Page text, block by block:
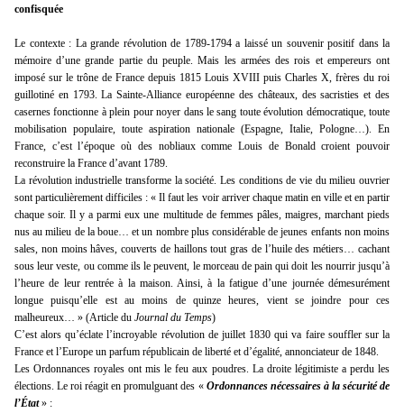
confisquée
Le contexte : La grande révolution de 1789-1794 a laissé un souvenir positif dans la
mémoire d’une grande partie du peuple. Mais les armées des rois et empereurs ont
imposé sur le trône de France depuis 1815 Louis XVIII puis Charles X, frères du roi
guillotiné en 1793. La Sainte-Alliance européenne des châteaux, des sacristies et des
casernes fonctionne à plein pour noyer dans le sang toute évolution démocratique, toute
mobilisation populaire, toute aspiration nationale (Espagne, Italie, Pologne…). En
France, c’est l’époque où des nobliaux comme Louis de Bonald croient pouvoir
reconstruire la France d’avant 1789.
La révolution industrielle transforme la société. Les conditions de vie du milieu ouvrier
sont particulièrement difficiles : « Il faut les voir arriver chaque matin en ville et en partir
chaque soir. Il y a parmi eux une multitude de femmes pâles, maigres, marchant pieds
nus au milieu de la boue… et un nombre plus considérable de jeunes enfants non moins
sales, non moins hâves, couverts de haillons tout gras de l’huile des métiers… cachant
sous leur veste, ou comme ils le peuvent, le morceau de pain qui doit les nourrir jusqu’à
l’heure de leur rentrée à la maison. Ainsi, à la fatigue d’une journée démesurément
longue puisqu’elle est au moins de quinze heures, vient se joindre pour ces
malheureux… » (Article du Journal du Temps)
C’est alors qu’éclate l’incroyable révolution de juillet 1830 qui va faire souffler sur la
France et l’Europe un parfum républicain de liberté et d’égalité, annonciateur de 1848.
Les Ordonnances royales ont mis le feu aux poudres. La droite légitimiste a perdu les
élections. Le roi réagit en promulguant des « Ordonnances nécessaires à la sécurité de
l’État» :